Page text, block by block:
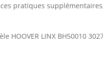
pratiques
LINX BH50010